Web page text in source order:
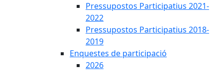
Pressupostos Participatius 2021-
2022
Pressupostos Participatius 2018-
2019
Enquestes de participació
2026